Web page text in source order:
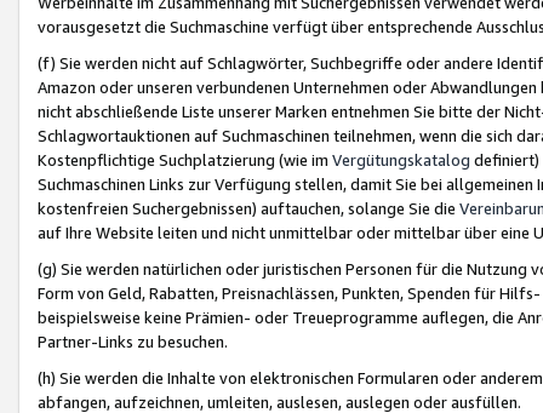
vorausgesetzt die Suchmaschine verfügt über entsprechende
(f) Sie werden nicht auf Schlagwörter, Suchbegriffe oder andere
Amazon oder unseren verbundenen Unternehmen oder
nicht abschließende Liste unserer Marken entnehmen Sie bitte der
Schlagwortauktionen auf Suchmaschinen teilnehmen, wenn die sich
Kostenpflichtige Suchplatzierung (wie im Vergütungskatalog definiert)
Suchmaschinen Links zur Verfügung stellen, damit Sie bei
kostenfreien Suchergebnissen) auftauchen, solange Sie die
auf Ihre Website leiten und nicht unmittelbar oder mittelbar über eine
(g) Sie werden natürlichen oder juristischen Personen für die Nutzung
Form von Geld, Rabatten, Preisnachlässen, Punkten, Spenden für
beispielsweise keine Prämien- oder Treueprogramme auflegen, die
Partner-Links zu besuchen.
(h) Sie werden die Inhalte von elektronischen Formularen oder
abfangen, aufzeichnen, umleiten, auslesen, auslegen oder ausfüllen.